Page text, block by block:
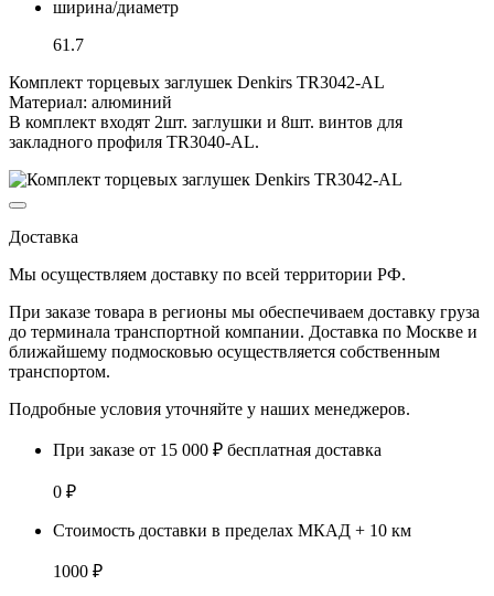
ширина/диаметр
61.7
Комплект торцевых заглушек Denkirs TR3042-AL
Материал: алюминий
В комплект входят 2шт. заглушки и 8шт. винтов для
закладного профиля TR3040-AL.
Доставка
Мы осуществляем доставку по всей территории РФ.
При заказе товара в регионы мы обеспечиваем доставку груза
до терминала транспортной компании. Доставка по Москве и
ближайшему подмосковью осуществляется собственным
транспортом.
Подробные условия уточняйте у наших менеджеров.
При заказе от 15 000 ₽ бесплатная доставка
0 ₽
Стоимость доставки в пределах МКАД + 10 км
1000 ₽